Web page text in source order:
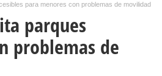
para menores con problemas de movilidad
parques
problemas de